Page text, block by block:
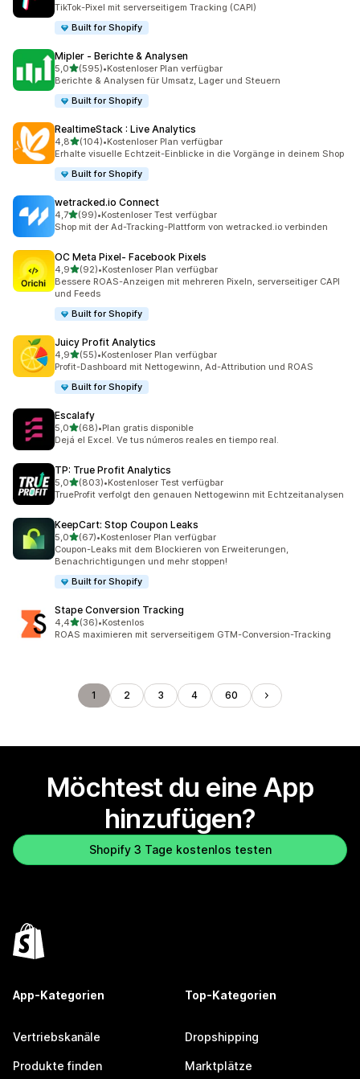
TikTok-Pixel mit serverseitigem Tracking (CAPI)
Built for Shopify
Mipler ‑ Berichte & Analysen
5,0von 5 Sternen
(595)
595 Rezensionen insgesamt
•Kostenloser Plan verfügbar
Berichte & Analysen für Umsatz, Lager und Steuern
Built for Shopify
RealtimeStack : Live Analytics
4,8von 5 Sternen
(104)
104 Rezensionen insgesamt
•Kostenloser Plan verfügbar
Erhalte visuelle Echtzeit-Einblicke in die Vorgänge in deinem Shop
Built for Shopify
wetracked.io Connect
4,7von 5 Sternen
(99)
99 Rezensionen insgesamt
•Kostenloser Test verfügbar
Shop mit der Ad-Tracking-Plattform von wetracked.io verbinden
OC Meta Pixel‑ Facebook Pixels
4,9von 5 Sternen
(92)
92 Rezensionen insgesamt
•Kostenloser Plan verfügbar
Bessere ROAS-Anzeigen mit mehreren Pixeln, serverseitiger CAPI
und Feeds
Built for Shopify
Juicy Profit Analytics
4,9von 5 Sternen
(55)
55 Rezensionen insgesamt
•Kostenloser Plan verfügbar
Profit-Dashboard mit Nettogewinn, Ad-Attribution und ROAS
Built for Shopify
Escalafy
5,0von 5 Sternen
(68)
68 Rezensionen insgesamt
•Plan gratis disponible
Dejá el Excel. Ve tus números reales en tiempo real.
TP: True Profit Analytics
5,0von 5 Sternen
(803)
803 Rezensionen insgesamt
•Kostenloser Test verfügbar
TrueProfit verfolgt den genauen Nettogewinn mit Echtzeitanalysen
KeepCart: Stop Coupon Leaks
5,0von 5 Sternen
(67)
67 Rezensionen insgesamt
•Kostenloser Plan verfügbar
Coupon-Leaks mit dem Blockieren von Erweiterungen,
Benachrichtigungen und mehr stoppen!
Built for Shopify
Stape Conversion Tracking
4,4von 5 Sternen
(36)
36 Rezensionen insgesamt
•Kostenlos
ROAS maximieren mit serverseitigem GTM-Conversion-Tracking
1 2 3 4 60
Möchtest du eine App
hinzufügen?
Shopify 3 Tage kostenlos testen
App-Kategorien
Vertriebskanäle
Produkte finden
Top-Kategorien
Dropshipping
Marktplätze